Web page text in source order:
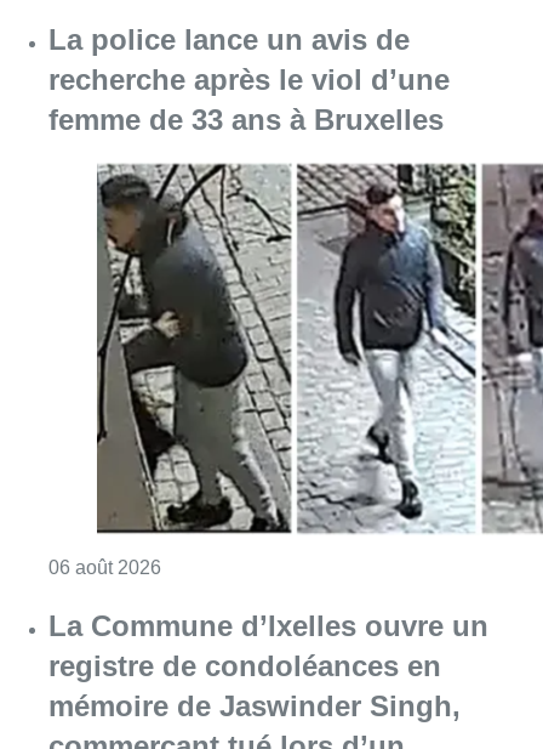
La police lance un avis de
recherche après le viol d’une
femme de 33 ans à Bruxelles
06 août 2026
La Commune d’Ixelles ouvre un
registre de condoléances en
mémoire de Jaswinder Singh,